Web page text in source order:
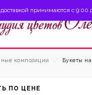
композиции Букеты
ПО ЦЕНЕ
доставкой принимаются с 9:00